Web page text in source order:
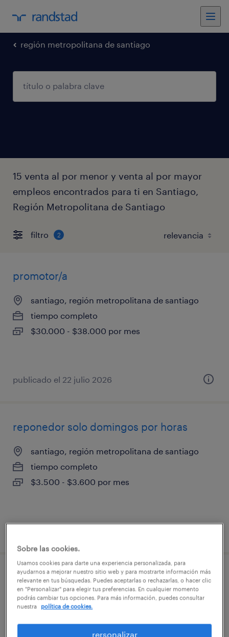
región metropolitana de santiago
15 venta al por menor y venta al por mayor
empleos encontrados para ti en Santiago,
Región Metropolitana de Santiago
filtro 2
promotor/a
santiago, región metropolitana de santiago
tiempo completo
$30.000 - $38.000 por mes
publicado el 22 julio 2026
reponedor solo domingos por horas
santiago, región metropolitana de santiago
tiempo completo
$3.500 - $3.600 por mes
reponedor solo domingos por horas
huechuraba, región metropolitana de santiago
$3.500 - $3.600 por mes
Sobre las cookies.
Usamos cookies para darte una experiencia personalizada, para
ayudarnos a mejorar nuestro sitio web y para mostrarte información más
relevante en tus búsquedas. Puedes aceptarlas o rechazarlas, o hacer clic
en "Personalizar" para elegir tus preferencias. En cualquier momento
podrás cambiar tus opciones. Para más información, puedes consultar
nuestra
política de cookies.
rersonalizar